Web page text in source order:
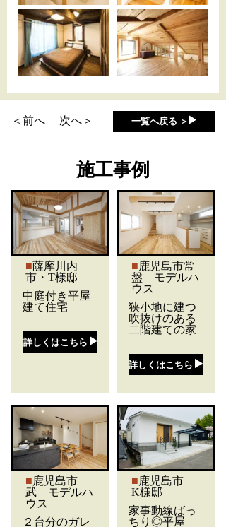
＜前へ 次へ＞ 一覧へ戻る ＞
施工事例
薩摩川内
市・T様邸
中庭付き平屋
建て住宅
詳しくはこちら
鹿児島市常
盤 モデルハ
ウス
狭小地に建つ
吹抜けのある
二階建ての家
詳しくはこちら
鹿児島市
武 モデルハ
ウス
２台分のガレ
鹿児島市
K様邸
家事動線ばっ
ちり◎平屋